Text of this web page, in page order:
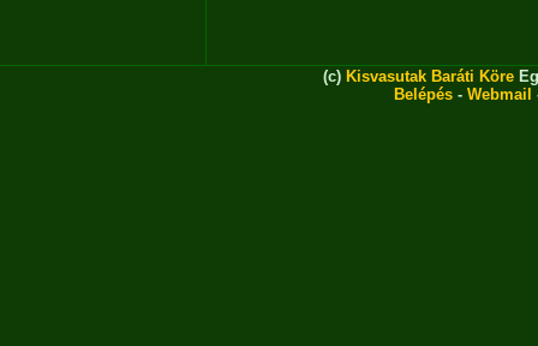
(c) Kisvasutak Baráti Köre
Belépés - Webmail